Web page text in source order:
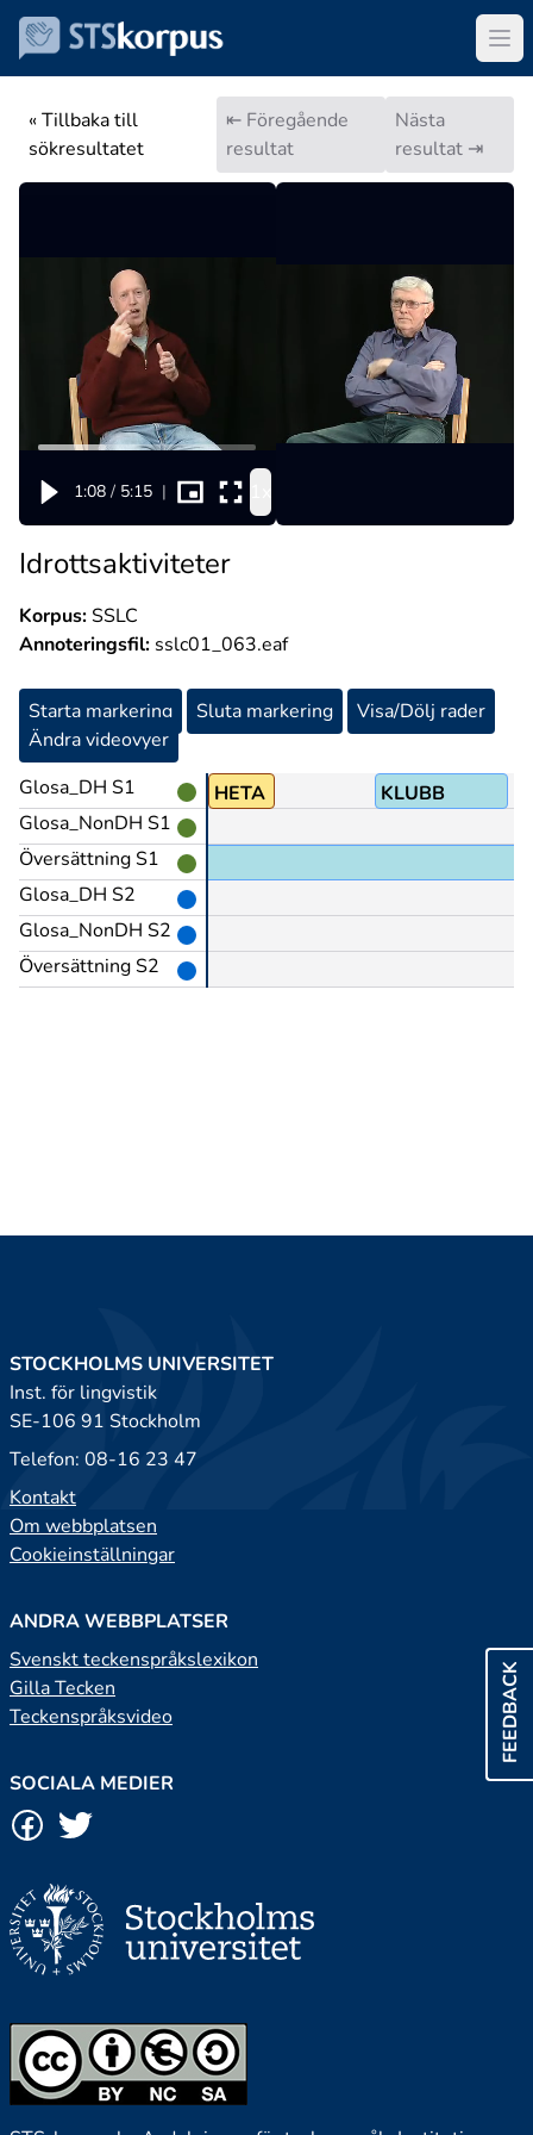
« Tillbaka till
sökresultatet
⇤ Föregående
resultat
Nästa
resultat ⇥
1:08 / 5:15 |
Idrottsaktiviteter
Korpus:SSLC
Annoteringsfil: sslc01_063.eaf
Starta markering Sluta markering
Visa/Dölj rader
Ändra videovyer
Glosa_DH S1
Glosa_NonDH S1
Översättning S1
Glosa_DH S2
Glosa_NonDH S2
Översättning S2
HETA KLUBB
FEEDBACK
STOCKHOLMS UNIVERSITET
Inst. för lingvistik
SE-106 91 Stockholm
Telefon: 08-16 23 47
Kontakt
Om webbplatsen
Cookieinställningar
ANDRA WEBBPLATSER
Svenskt teckenspråkslexikon
Gilla Tecken
Teckenspråksvideo
SOCIALA MEDIER